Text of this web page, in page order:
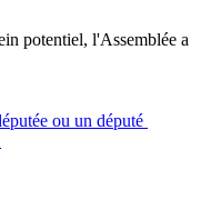
potentiel, l'Assemblée a
ou un député